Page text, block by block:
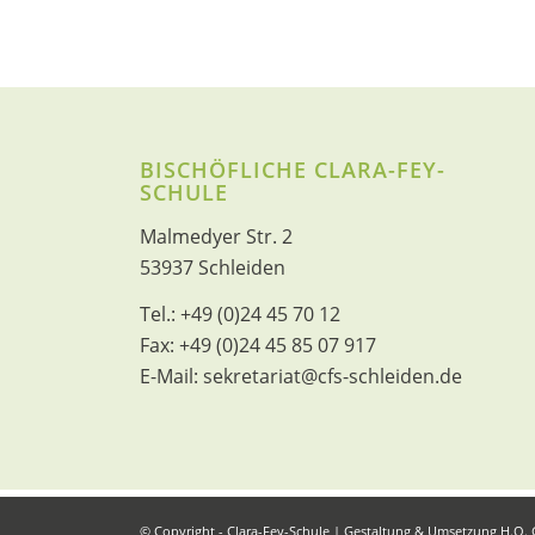
BISCHÖFLICHE CLARA-FEY-
SCHULE
Malmedyer Str. 2
53937 Schleiden
Tel.:+49 (0)24 45 70 12
Fax:+49 (0)24 45 85 07 917
E-Mail:sekretariat@cfs-schleiden.de
© Copyright - Clara-Fey-Schule | Gestaltung & Umsetzung H.O.